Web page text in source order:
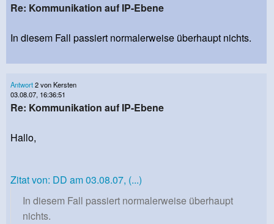
Re: Kommunikation auf IP-Ebene
In diesem Fall passiert normalerweise überhaupt nichts.
Antwort2 von Kersten
03.08.07, 16:36:51
Re: Kommunikation auf IP-Ebene
Hallo,
Zitat von: DD am 03.08.07, (...)
In diesem Fall passiert normalerweise überhaupt
nichts.